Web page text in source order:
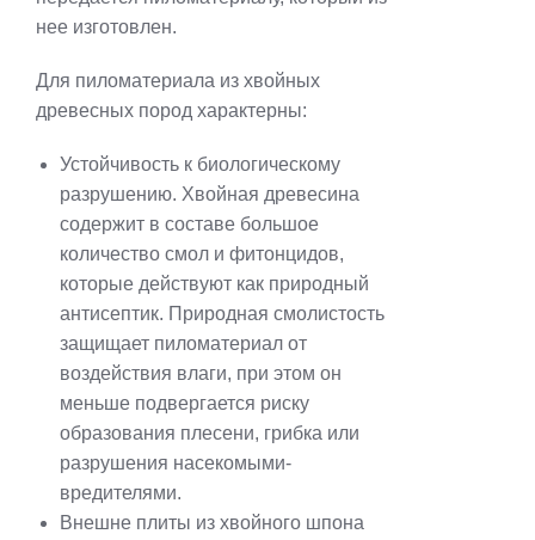
нее изготовлен.
Для пиломатериала из хвойных
древесных пород характерны:
Устойчивость к биологическому
разрушению. Хвойная древесина
содержит в составе большое
количество смол и фитонцидов,
которые действуют как природный
антисептик. Природная смолистость
защищает пиломатериал от
воздействия влаги, при этом он
меньше подвергается риску
образования плесени, грибка или
разрушения насекомыми-
вредителями.
Внешне плиты из хвойного шпона